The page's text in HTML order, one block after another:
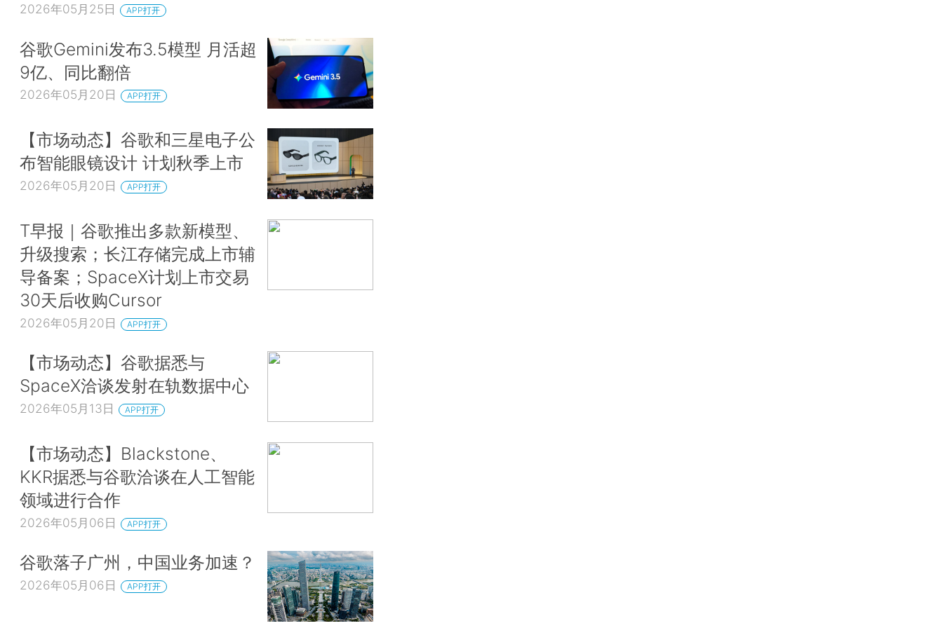
2026年05月25日 APP打开
谷歌Gemini发布3.5模型 月活超
9亿、同比翻倍
2026年05月20日 APP打开
【市场动态】谷歌和三星电子公
布智能眼镜设计 计划秋季上市
2026年05月20日 APP打开
T早报｜谷歌推出多款新模型、
升级搜索；长江存储完成上市辅
导备案；SpaceX计划上市交易
30天后收购Cursor
2026年05月20日 APP打开
【市场动态】谷歌据悉与
SpaceX洽谈发射在轨数据中心
2026年05月13日 APP打开
【市场动态】Blackstone、
KKR据悉与谷歌洽谈在人工智能
领域进行合作
2026年05月06日 APP打开
谷歌落子广州，中国业务加速？
2026年05月06日 APP打开